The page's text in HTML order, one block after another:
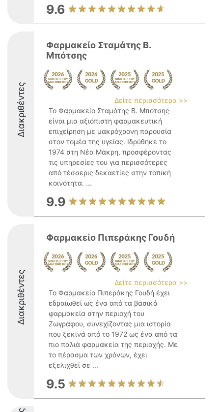
9.6
Διακριθέντες
Φαρμακείο Σταμάτης Β.
Μπότσης
Δείτε περισσότερα >>
Το Φαρμακείο Σταμάτης Β. Μπότσης
είναι μια αξιόπιστη φαρμακευτική
επιχείρηση με μακρόχρονη παρουσία
στον τομέα της υγείας. Ιδρύθηκε το
1974 στη Νέα Μάκρη, προσφέροντας
τις υπηρεσίες του για περισσότερες
από τέσσερις δεκαετίες στην τοπική
κοινότητα. ...
9.9
Διακριθέντες
Φαρμακείο Πιπεράκης Γουδή
Δείτε περισσότερα >>
Το Φαρμακείο Πιπεράκης Γουδή έχει
εδραιωθεί ως ένα από τα βασικά
φαρμακεία στην περιοχή του
Ζωγράφου, συνεχίζοντας μια ιστορία
που ξεκινά από το 1972 ως ένα από τα
πιο παλιά φαρμακεία της περιοχής. Με
το πέρασμα των χρόνων, έχει
εξελιχθεί σε ...
9.5